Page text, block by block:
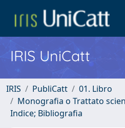
IRIS UniCatt
IRIS PubliCatt
01. Libro
Monografia o Trattato
Indice; Bibliografia